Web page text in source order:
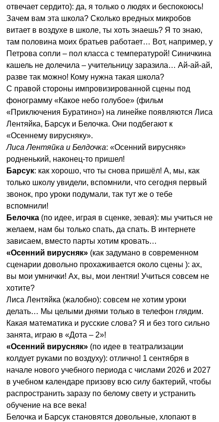
отвечает сердито): да, я только о людях и беспокоюсь!
Зачем вам эта школа? Сколько вредных микробов
витает в воздухе в школе, ты хоть знаешь? Я то знаю,
там половина моих братьев работает… Вот, например, у
Петрова сопли – пол класса с температурой! Синичкина
кашель не долечила – учительницу заразила… Ай-ай-ай,
разве так можно! Кому нужна такая школа?
С правой стороны импровизированной сцены под
фонограмму «Какое небо голубое» (фильм
«Приключения Буратино») на линейке появляются Лиса
Лентяйка, Барсук и Белочка. Они подбегают к
«Осеннему вирусняку».
Лиса Лентяйка и Белдочка: «Осенний вирусняк»
родненький, наконец-то пришел!
Барсук: как хорошо, что ты снова пришёл! А, мы, как
только школу увидели, вспомнили, что сегодня первый
звонок, про уроки подумали, так тут же о тебе
вспомнили!
Белочка (по идее, играя в сценке, зевая): мы учиться не
желаем, нам бы только спать, да спать. В интернете
зависаем, вместо парты хотим кровать…
«Осенний вирусняк» (как задумано в современном
сценарии довольно прохаживается около сцены ): ах,
вы мои умнички! Ах, вы, мои лентяи! Учиться совсем не
хотите?
Лиса Лентяйка (жалобно): совсем не хотим уроки
делать… Мы целыми днями только в телефон глядим.
Какая математика и русские слова? Я и без того сильно
занята, играю в «Дота – 2»!
«Осенний вирусняк» (по идее в театрализации
колдует руками по воздуху): отлично! 1 сентября в
начале нового учебного периода с числами 2026 и 2027
в учебном календаре призову всю силу бактерий, чтобы
распространить заразу по белому свету и устранить
обучение на все века!
Белочка и Барсук становятся довольные, хлопают в